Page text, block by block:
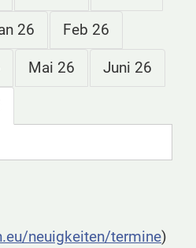
26 Feb 26
Mai 26 Juni 26
neuigkeiten/termine)